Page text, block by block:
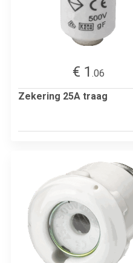
€ 1 .06
Zekering 25A traag